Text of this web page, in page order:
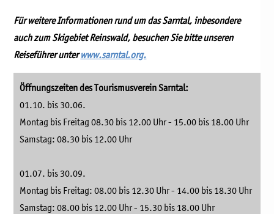
Für weitere Informationen rund um das Sarntal, inbesondere
auch zum Skigebiet Reinswald, besuchen Sie bitte unseren
Reiseführer unterwww.sarntal.org.
Öffnungszeiten des Tourismusverein Sarntal:
01.10. bis 30.06.
Montag bis Freitag 08.30 bis 12.00 Uhr - 15.00 bis 18.00 Uhr
Samstag: 08.30 bis 12.00 Uhr
01.07. bis 30.09.
Montag bis Freitag: 08.00 bis 12.30 Uhr - 14.00 bis 18.30 Uhr
Samstag: 08.00 bis 12.00 Uhr - 15.30 bis 18.00 Uhr